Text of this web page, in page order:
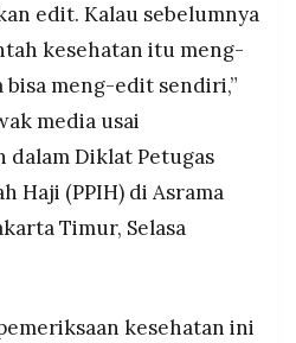
edit. Kalau sebelumnya
kesehatan itu meng-
meng-edit sendiri,”
media usai
dalam Diklat Petugas
Haji (PPIH) di Asrama
Timur, Selasa
kesehatan ini